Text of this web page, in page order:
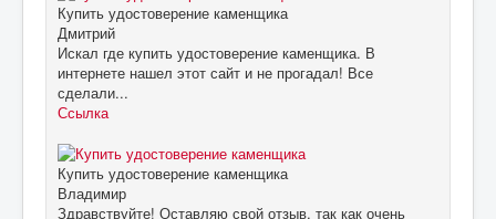
Купить удостоверение каменщика
Дмитрий
Искал где купить удостоверение каменщика. В
интернете нашел этот сайт и не прогадал! Все
сделали...
Ссылка
Купить удостоверение каменщика
Владимир
Здравствуйте! Оставляю свой отзыв, так как очень